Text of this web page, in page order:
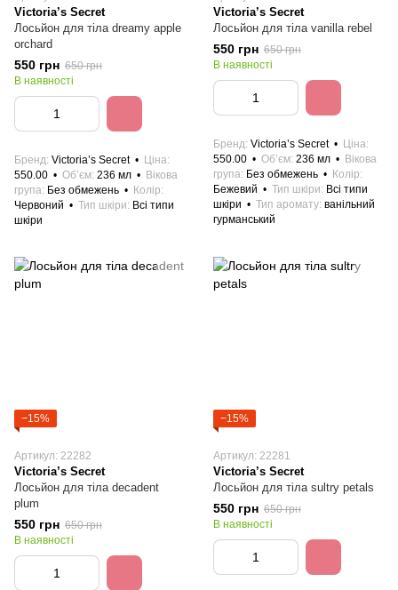
Victoria’s Secret
Лосьйон для тіла dreamy apple
orchard
550 грн 650 грн
В наявності
Бренд Victoria’s Secret
Ціна
550.00
Об’єм 236 мл
Вікова
група Без обмежень
Колір
Червоний
Тип шкіри
Всі типи
шкіри
Victoria’s Secret
Лосьйон для тіла vanilla rebel
550 грн 650 грн
В наявності
Бренд Victoria’s Secret
Ціна
550.00
Об’єм 236 мл
Вікова
група Без обмежень
Колір
Бежевий
Тип шкіри
Всі типи
шкіри
Тип аромату ванільний
гурманський
−15%
Артикул: 22282
Victoria’s Secret
Лосьйон для тіла decadent
plum
550 грн 650 грн
В наявності
−15%
Артикул: 22281
Victoria’s Secret
Лосьйон для тіла sultry petals
550 грн 650 грн
В наявності